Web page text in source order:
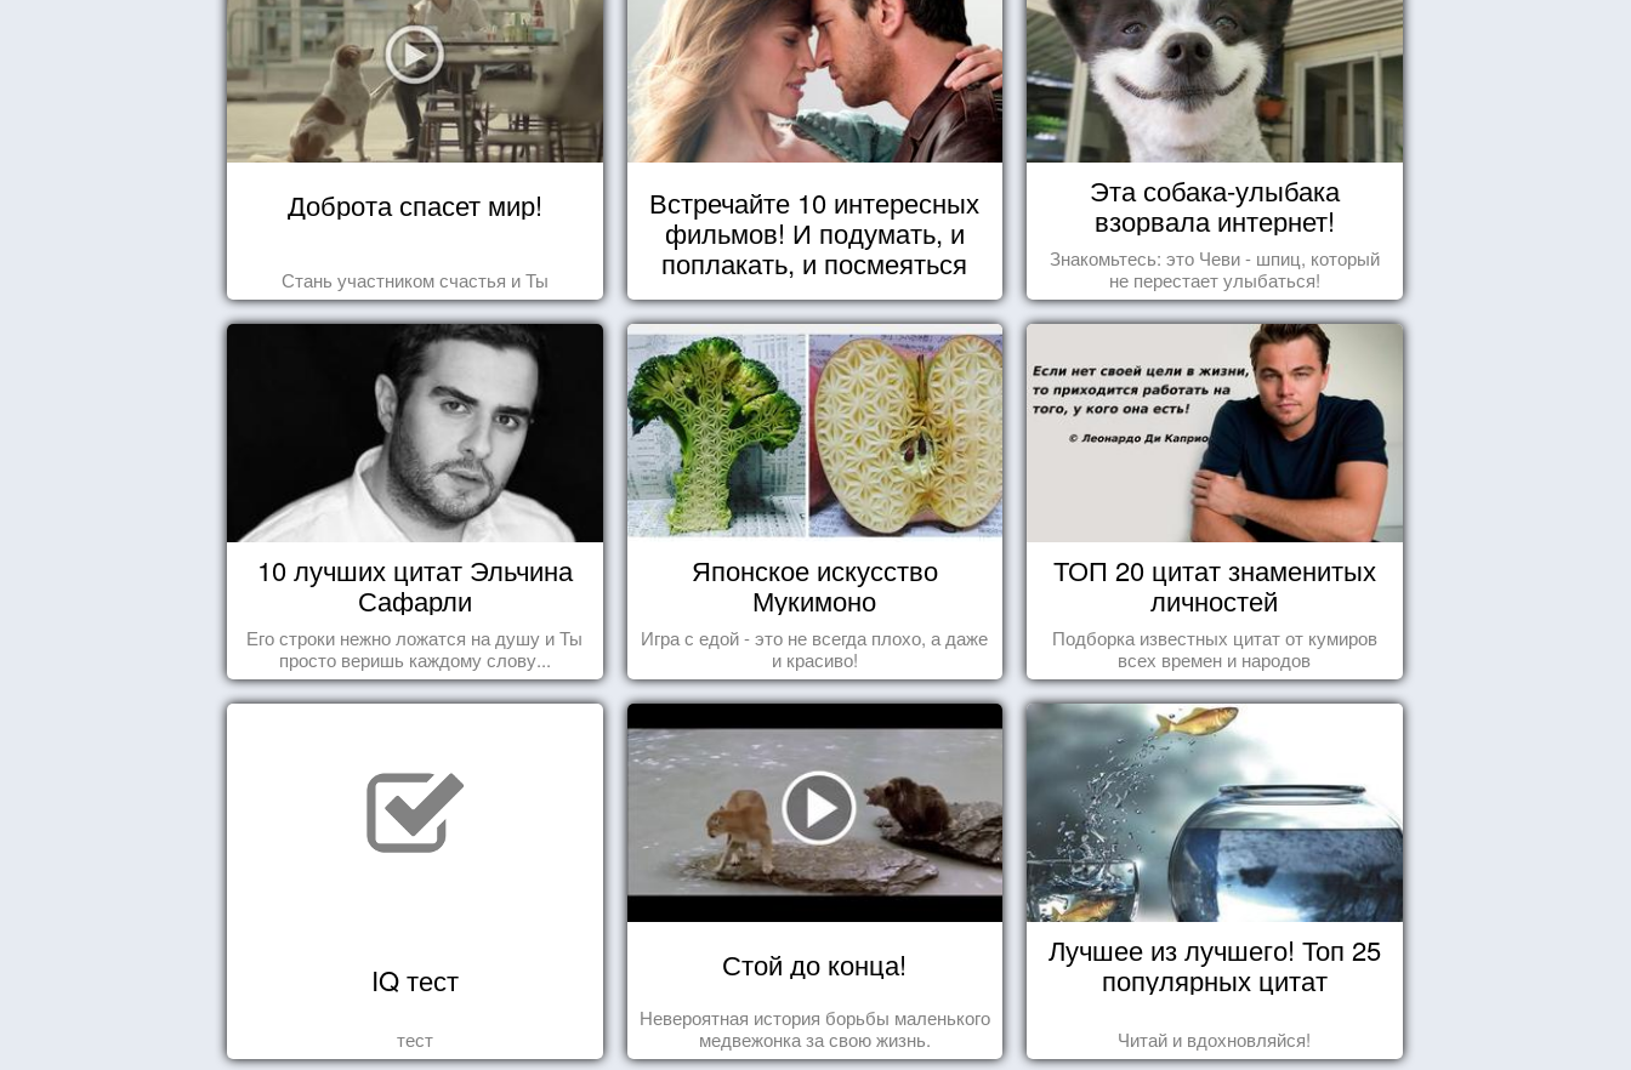
Доброта спасет мир!
Стань участником счастья и Ты
Встречайте 10 интересных
фильмов! И подумать, и
поплакать, и посмеяться
Эта собака-улыбака
взорвала интернет!
Знакомьтесь: это Чеви - шпиц, который
не перестает улыбаться!
10 лучших цитат Эльчина
Сафарли
Его строки нежно ложатся на душу и Ты
просто веришь каждому слову...
Японское искусство
Мукимоно
Игра с едой - это не всегда плохо, а даже
и красиво!
ТОП 20 цитат знаменитых
личностей
Подборка известных цитат от кумиров
всех времен и народов
IQ тест
тест
Стой до конца!
Невероятная история борьбы маленького
медвежонка за свою жизнь.
Лучшее из лучшего! Топ 25
популярных цитат
Читай и вдохновляйся!